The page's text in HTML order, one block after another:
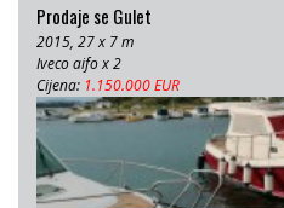
Prodaje se Gulet
2015, 27 x 7 m
Iveco aifo x 2
Cijena: 1.150.000 EUR